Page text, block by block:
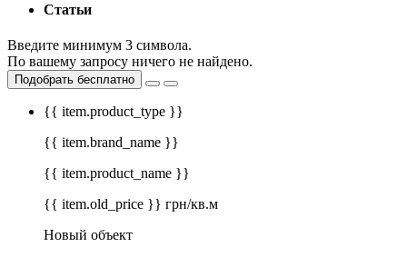
Статьи
Введите минимум 3 символа.
По вашему запросу ничего не найдено.
Подобрать бесплатно
{{ item.product_type }}
{{ item.brand_name }}
{{ item.product_name }}
{{ item.old_price }} грн/кв.м
Новый объект